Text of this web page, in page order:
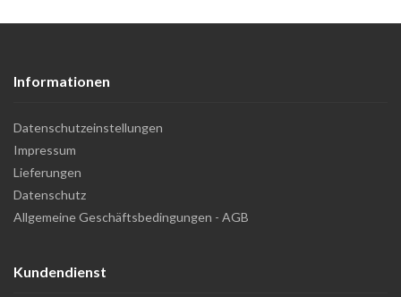
Informationen
Datenschutzeinstellungen
Impressum
Lieferungen
Datenschutz
Allgemeine Geschäftsbedingungen - AGB
Kundendienst